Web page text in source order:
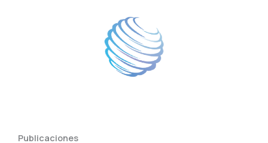
Publicaciones